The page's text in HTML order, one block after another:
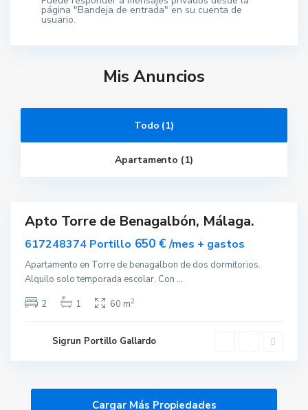
página "Bandeja de entrada" en su cuenta de
usuario.
Mis Anuncios
Todo (1)
Apartamento (1)
o
B
g
Apto Torre de Benagalbón, Málaga.
617248374 Portillo 650 €/mes + gastos
Apartamento en Torre de benagalbon de dos dormitorios.
Alquilo solo temporada escolar. Con ...
2
1 60 m2
Sigrun Portillo Gallardo